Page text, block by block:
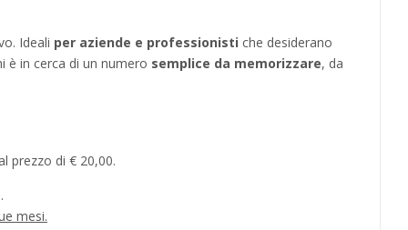
Ideali per aziende e professionisti che desiderano
è in cerca di un numero semplice da memorizzare, da
prezzo di € 20,00.
mesi.